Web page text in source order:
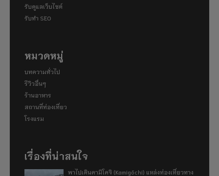
รับดูแลเว็บไซต์
รับทำ SEO
หมวดหมู่
บทความทั่วไป
รีวิวอื่นๆ
ร้านอาหาร
สถานที่ท่องเที่ยว
โรงแรม
เรื่องที่น่าสนใจ
พาไปเดินคามิโคจิ (Kamigōchi) แหล่งท่องเที่ยวทาง